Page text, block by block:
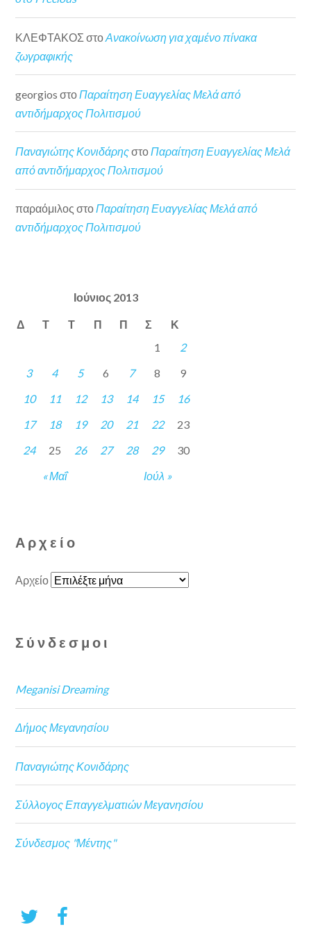
ΚΛΕΦΤΑΚΟΣ στοΑνακοίνωση για χαμένο πίνακα
ζωγραφικής
georgios στο Παραίτηση Ευαγγελίας Μελά από
αντιδήμαρχος Πολιτισμού
Παναγιώτης ΚονιδάρηςστοΠαραίτηση Ευαγγελίας Μελά
από αντιδήμαρχος Πολιτισμού
παραόμιλος στοΠαραίτηση Ευαγγελίας Μελά από
αντιδήμαρχος Πολιτισμού
Ιούνιος 2013
Δ Τ Τ Π Π Σ Κ
« Μαΐ Ιούλ »
1
2
3
4 5 6 7 8
9
10
11 12 13 14 15
16
17
18 19 20 21 22
23
24
25 26 27 28 29 30
Αρχείο
Αρχείο
Σύνδεσμοι
Meganisi Dreaming
Δήμος Μεγανησίου
Παναγιώτης Κονιδάρης
Σύλλογος Επαγγελματιών Μεγανησίου
Σύνδεσμος "Μέντης"